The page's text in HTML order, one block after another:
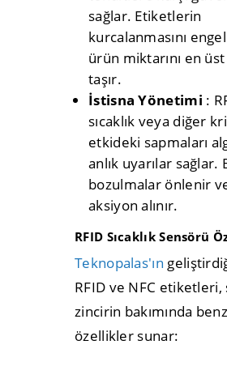
sağlar. Etiketlerin
kurcalanmasını
ürün miktarını en
taşır.
İstisna Yönetimi :
sıcaklık veya diğer
etkideki sapmaları
anlık uyarılar sağlar.
bozulmalar önlenir ve
aksiyon alınır.
RFID Sıcaklık Sensörü
Teknopalas'ın
RFID ve NFC etiketleri,
zincirin bakımında
özellikler sunar: